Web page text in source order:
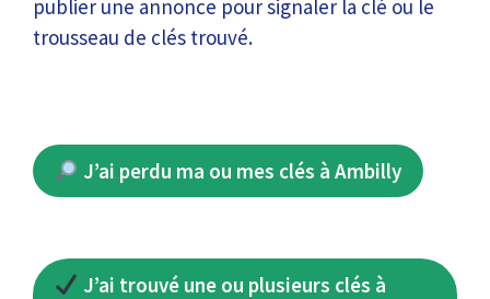
publier une annonce pour signaler la clé ou le
trousseau de clés trouvé.
J’ai perdu ma ou mes clés à Ambilly
J’ai trouvé une ou plusieurs clés à